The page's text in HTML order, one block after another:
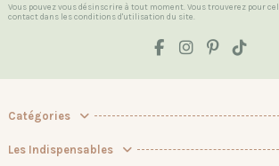
Vous pouvez vous désinscrire à tout moment. Vous trouverez pour
contact dans les conditions d'utilisation du site.
Catégories
Les Indispensables